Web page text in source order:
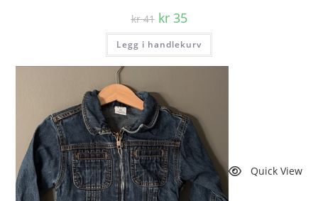
kr41 Opprinnelig
pris
var:
kr 41.
kr35Nåværende
pris
er:
kr 35.
Legg i handlekurv
Quick View